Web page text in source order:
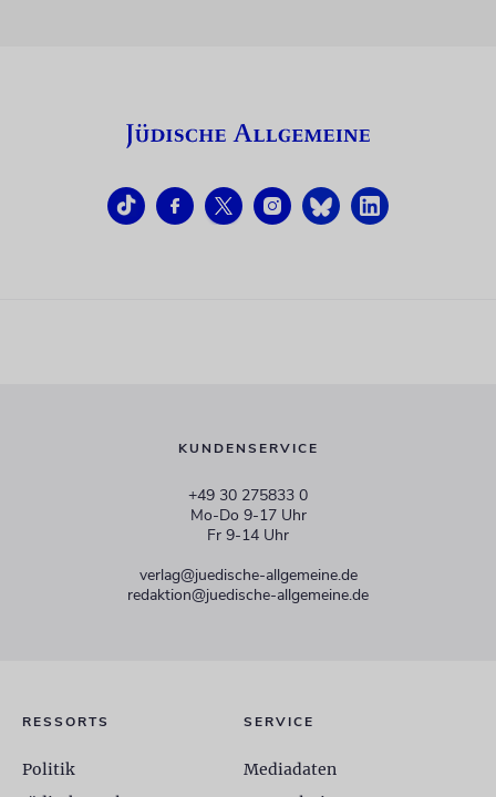
KUNDENSERVICE
+49 30 275833 0
Mo-Do 9-17 Uhr
Fr 9-14 Uhr
verlag@juedische-allgemeine.de
redaktion@juedische-allgemeine.de
RESSORTS
Politik
SERVICE
Mediadaten